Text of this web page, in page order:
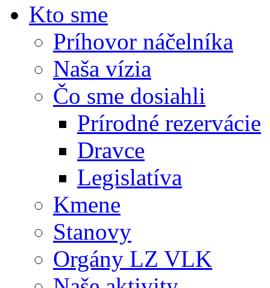
Kto sme
Príhovor náčelníka
Naša vízia
Čo sme dosiahli
Prírodné rezervácie
Dravce
Legislatíva
Kmene
Stanovy
Orgány LZ VLK